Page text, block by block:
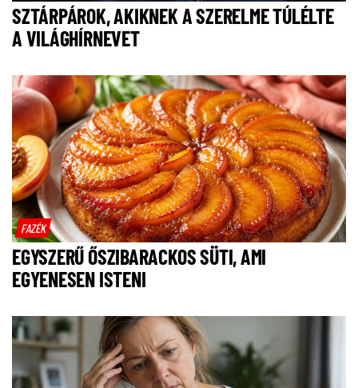
SZTÁRPÁROK, AKIKNEK A SZERELME TÚLÉLTE
A VILÁGHÍRNEVET
FAZÉK
EGYSZERŰ ŐSZIBARACKOS SÜTI, AMI
EGYENESEN ISTENI